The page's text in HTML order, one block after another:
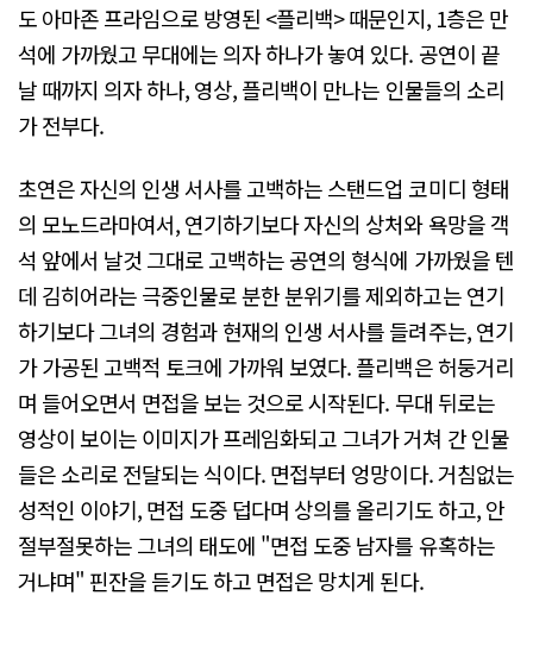
도 아마존 프라임으로 방영된 <플리백> 때문인지, 1층은 만
석에 가까웠고 무대에는 의자 하나가 놓여 있다. 공연이 끝
날 때까지 의자 하나, 영상, 플리백이 만나는 인물들의 소리
가 전부다.
초연은 자신의 인생 서사를 고백하는 스탠드업 코미디 형태
의 모노드라마여서, 연기하기보다 자신의 상처와 욕망을 객
석 앞에서 날것 그대로 고백하는 공연의 형식에 가까웠을 텐
데 김히어라는 극중인물로 분한 분위기를 제외하고는 연기
하기보다 그녀의 경험과 현재의 인생 서사를 들려주는, 연기
가 가공된 고백적 토크에 가까워 보였다. 플리백은 허둥거리
며 들어오면서 면접을 보는 것으로 시작된다. 무대 뒤로는
영상이 보이는 이미지가 프레임화되고 그녀가 거쳐 간 인물
들은 소리로 전달되는 식이다. 면접부터 엉망이다. 거침없는
성적인 이야기, 면접 도중 덥다며 상의를 올리기도 하고, 안
절부절못하는 그녀의 태도에 "면접 도중 남자를 유혹하는
거냐며" 핀잔을 듣기도 하고 면접은 망치게 된다.